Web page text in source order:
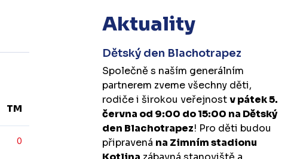
TM
0
Aktuality
Dětský den Blachotrapez
Společně s naším generálním
partnerem zveme všechny děti,
rodiče i širokou veřejnostv pátek 5.
června od 9:00 do 15:00 na Dětský
den Blachotrapez! Pro děti budou
připravená na Zimním stadionu